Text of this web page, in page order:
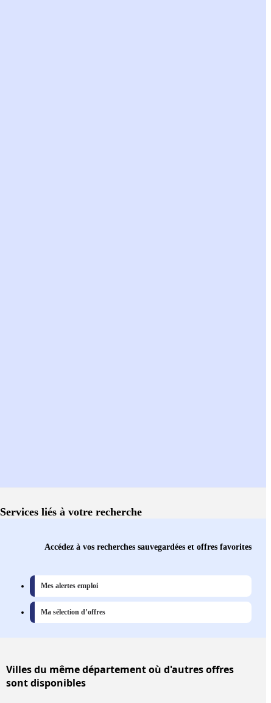
Services liés à votre recherche
Accédez à vos recherches sauvegardées et offres favorites
Mes alertes emploi
Ma sélection d’offres
Villesdu même département où d'autres offres
sont disponibles